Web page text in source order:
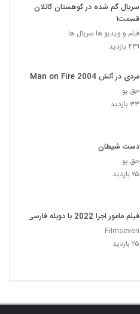
سریال گم شده در کوهستان کانلان
قسمت۱
فیلم و ویدیو ها سریال ها
۴۴۹ بازدید
مردی در آتش Man on Fire 2004
حق پو
۳۳ بازدید
دست شیطان
حق پو
۲۵ بازدید
فیلم مامور اجرا 2022 با دوبله فارسی
Filmseven
۲۵ بازدید